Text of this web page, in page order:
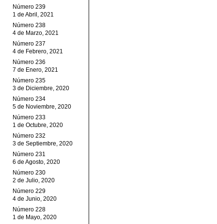
Número 239
1 de Abril, 2021
Número 238
4 de Marzo, 2021
Número 237
4 de Febrero, 2021
Número 236
7 de Enero, 2021
Número 235
3 de Diciembre, 2020
Número 234
5 de Noviembre, 2020
Número 233
1 de Octubre, 2020
Número 232
3 de Septiembre, 2020
Número 231
6 de Agosto, 2020
Número 230
2 de Julio, 2020
Número 229
4 de Junio, 2020
Número 228
1 de Mayo, 2020